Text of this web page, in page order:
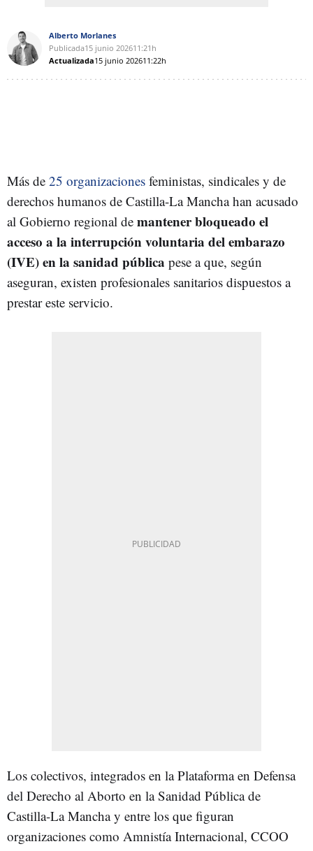
Alberto Morlanes
Publicada15 junio 202611:21h
Actualizada15 junio 202611:22h
Más de 25 organizaciones feministas, sindicales y de
derechos humanos de Castilla-La Mancha han acusado
al Gobierno regional de mantener bloqueado el
acceso a la interrupción voluntaria del embarazo
(IVE) en la sanidad pública pese a que, según
aseguran, existen profesionales sanitarios dispuestos a
prestar este servicio.
Los colectivos, integrados en la Plataforma en Defensa
del Derecho al Aborto en la Sanidad Pública de
Castilla-La Mancha y entre los que figuran
organizaciones como Amnistía Internacional, CCOO